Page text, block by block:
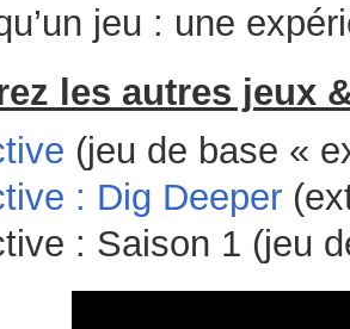
jeu : une
les autres jeux
(jeu de base «
: Dig Deeper
: Saison 1 (jeu